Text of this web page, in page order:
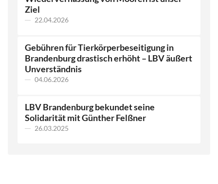
Ziel
22.04.2026
Gebühren für Tierkörperbeseitigung in
Brandenburg drastisch erhöht – LBV äußert
Unverständnis
04.06.2026
LBV Brandenburg bekundet seine
Solidarität mit Günther Felßner
26.03.2025